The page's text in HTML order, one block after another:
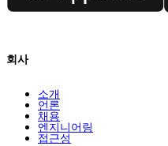
회사
소개
언론
채용
엔지니어링
접근성